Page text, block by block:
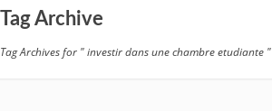
Tag Archive
Tag Archives for " investir dans une chambre etudiante "